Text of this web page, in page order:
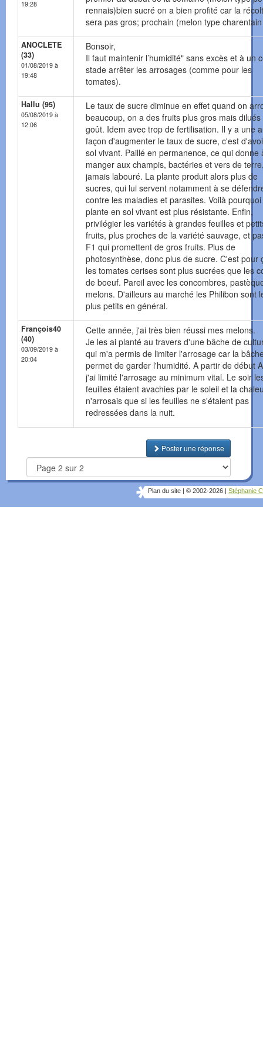
19:28
rennais)bien sucré on a bien profité car la
sera pas gros; prochain (melon type charentain
ANOCLETE
(33)
01/08/2019 à
19:48
Bonsoir,
Il faut maintenir l’humidité" sans excès et à un
stade arrêter les arrosages (comme pour les
tomates).
Hallu (95)
05/08/2019 à
12:06
Le taux de sucre diminue en effet quand on
beaucoup, on a des fruits plus gros mais dilués
goût. Idem avec trop de fertilisation. Il y a une
façon d'augmenter le taux de sucre, c'est
sol vivant. Paillé en permanence, ce qui donne
manger aux champis, bactéries et vers de
jamais labouré. La plante produit alors plus de
sucres, qui lui servent notamment à se
contre les maladies et parasites. Voilà
plante en sol vivant est plus résistante. Enfin,
privilégier les variétés à grandes feuilles et
fruits, plus proches de la variété sauvage, et
F1 qui promettent de gros fruits. Plus de
photosynthèse, donc plus de sucre. C'est pour
les tomates cerises sont plus sucrées que les
de boeuf. Pareil avec les concombres,
melons. D'ailleurs au marché les Philibon sont
plus petits en général.
François40
(40)
03/09/2019 à
20:04
Cette année, j'ai très bien réussi mes melons.
Je les ai planté au travers d'une bâche de
qui m'a permis de limiter l'arrosage car la
permet de garder l'humidité. A partir de début
j'ai limité l'arrosage au minimum vital. Le soir
feuilles étaient avachies par le soleil et la
n'arrosais que si les feuilles ne s'étaient pas
redressées dans la nuit.
Poster une réponse
Plan du site © 2002-2026 Stéphanie C